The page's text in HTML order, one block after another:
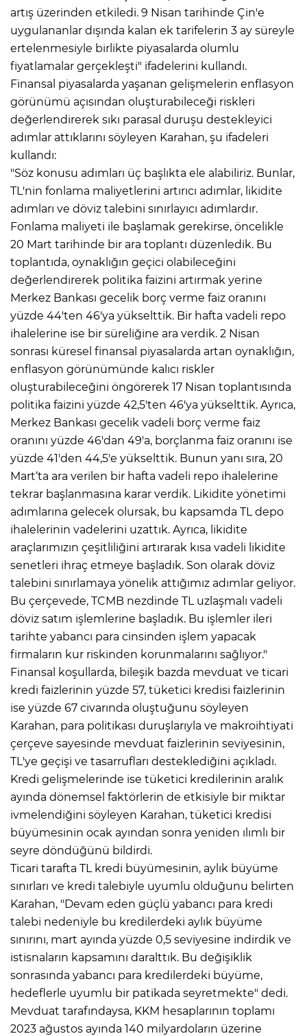
artış üzerinden etkiledi. 9 Nisan tarihinde Çin'e
uygulananlar dışında kalan ek tarifelerin 3 ay süreyle
ertelenmesiyle birlikte piyasalarda olumlu
fiyatlamalar gerçekleşti" ifadelerini kullandı.
Finansal piyasalarda yaşanan gelişmelerin enflasyon
görünümü açısından oluşturabileceği riskleri
değerlendirerek sıkı parasal duruşu destekleyici
adımlar attıklarını söyleyen Karahan, şu ifadeleri
kullandı:
"Söz konusu adımları üç başlıkta ele alabiliriz. Bunlar,
TL'nin fonlama maliyetlerini artırıcı adımlar, likidite
adımları ve döviz talebini sınırlayıcı adımlardır.
Fonlama maliyeti ile başlamak gerekirse, öncelikle
20 Mart tarihinde bir ara toplantı düzenledik. Bu
toplantıda, oynaklığın geçici olabileceğini
değerlendirerek politika faizini artırmak yerine
Merkez Bankası gecelik borç verme faiz oranını
yüzde 44'ten 46'ya yükselttik. Bir hafta vadeli repo
ihalelerine ise bir süreliğine ara verdik. 2 Nisan
sonrası küresel finansal piyasalarda artan oynaklığın,
enflasyon görünümünde kalıcı riskler
oluşturabileceğini öngörerek 17 Nisan toplantısında
politika faizini yüzde 42,5'ten 46'ya yükselttik. Ayrıca,
Merkez Bankası gecelik vadeli borç verme faiz
oranını yüzde 46'dan 49'a, borçlanma faiz oranını ise
yüzde 41'den 44,5'e yükselttik. Bunun yanı sıra, 20
Mart‘ta ara verilen bir hafta vadeli repo ihalelerine
tekrar başlanmasına karar verdik. Likidite yönetimi
adımlarına gelecek olursak, bu kapsamda TL depo
ihalelerinin vadelerini uzattık. Ayrıca, likidite
araçlarımızın çeşitliliğini artırarak kısa vadeli likidite
senetleri ihraç etmeye başladık. Son olarak döviz
talebini sınırlamaya yönelik attığımız adımlar geliyor.
Bu çerçevede, TCMB nezdinde TL uzlaşmalı vadeli
döviz satım işlemlerine başladık. Bu işlemler ileri
tarihte yabancı para cinsinden işlem yapacak
firmaların kur riskinden korunmalarını sağlıyor."
Finansal koşullarda, bileşik bazda mevduat ve ticari
kredi faizlerinin yüzde 57, tüketici kredisi faizlerinin
ise yüzde 67 civarında oluştuğunu söyleyen
Karahan, para politikası duruşlarıyla ve makroihtiyati
çerçeve sayesinde mevduat faizlerinin seviyesinin,
TL'ye geçişi ve tasarrufları desteklediğini açıkladı.
Kredi gelişmelerinde ise tüketici kredilerinin aralık
ayında dönemsel faktörlerin de etkisiyle bir miktar
ivmelendiğini söyleyen Karahan, tüketici kredisi
büyümesinin ocak ayından sonra yeniden ılımlı bir
seyre döndüğünü bildirdi.
Ticari tarafta TL kredi büyümesinin, aylık büyüme
sınırları ve kredi talebiyle uyumlu olduğunu belirten
Karahan, "Devam eden güçlü yabancı para kredi
talebi nedeniyle bu kredilerdeki aylık büyüme
sınırını, mart ayında yüzde 0,5 seviyesine indirdik ve
istisnaların kapsamını daralttık. Bu değişiklik
sonrasında yabancı para kredilerdeki büyüme,
hedeflerle uyumlu bir patikada seyretmekte" dedi.
Mevduat tarafındaysa, KKM hesaplarının toplamı
2023 ağustos ayında 140 milyardoların üzerine